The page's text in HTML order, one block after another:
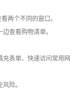
两个不同的窗口。
查看购物清单。
表单、快速访问常用网
险。